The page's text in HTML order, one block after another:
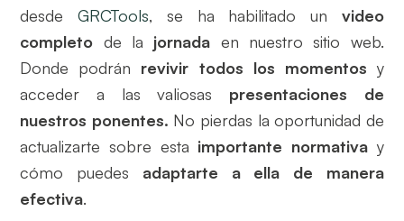
desdeGRCTools, se ha habilitado un video
completo de la jornada en nuestro sitio web.
Donde podrán revivir todos los momentos y
acceder a las valiosas presentaciones de
nuestros ponentes. No pierdas la oportunidad de
actualizarte sobre esta importante normativay
cómo puedes adaptarte a ella de manera
efectiva.